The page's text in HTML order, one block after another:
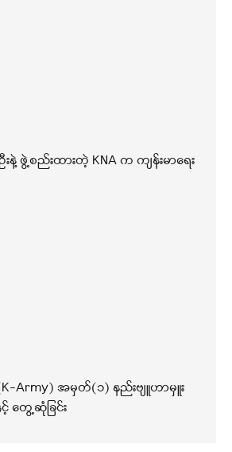
းနဲ့ ဖွဲ့စည်းထားတဲ့ KNA က ကျန်းမာရေး
Army) အမှတ်(၁) နည်းဗျူဟာမှူး
တွေ့ဆုံခြင်း